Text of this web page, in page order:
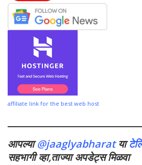
affiliate link for the best web host
आपल्या@jaaglyabharatया
सहभागी व्हा,ताज्या अपडेट्स मिळवा